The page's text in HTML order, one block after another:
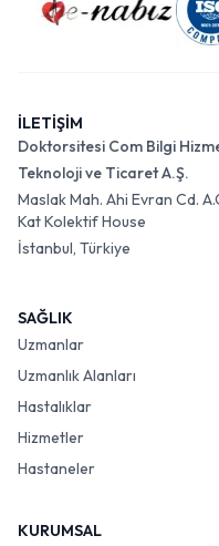
İLETİŞİM
Doktorsitesi Com Bilgi
Teknoloji ve Ticaret A.Ş.
Maslak Mah. Ahi Evran Cd.
Kat Kolektif House
İstanbul, Türkiye
SAĞLIK
Uzmanlar
Uzmanlık Alanları
Hastalıklar
Hizmetler
Hastaneler
KURUMSAL